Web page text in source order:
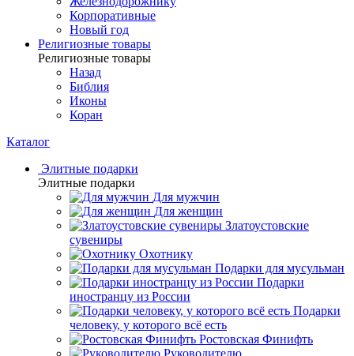
Корпоративные
Новый год
Религиозные товары
Религиозные товары
Назад
Библия
Иконы
Коран
Каталог
Элитные подарки
Элитные подарки
Для мужчин
Для женщин
Златоустовские
сувениры
Охотнику
Подарки для мусульман
Подарки
иностранцу из России
Подарки
человеку, у которого всё есть
Ростовская Финифть
Руководителю